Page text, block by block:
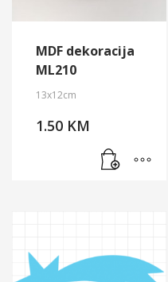
MDF dekoracija
ML210
13x12cm
1.50 KM